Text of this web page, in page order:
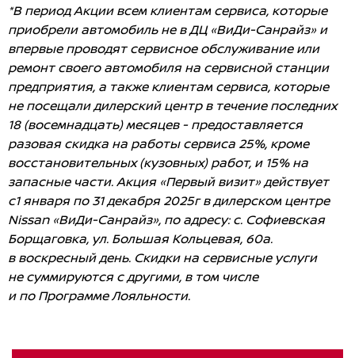
*В период Акции всем клиентам сервиса, которые
приобрели автомобиль не в ДЦ «ВиДи-Санрайз» и
впервые проводят сервисное обслуживание или
ремонт своего автомобиля на сервисной станции
предприятия, а также клиентам сервиса, которые
не посещали дилерский центр в течение последних
18 (восемнадцать) месяцев - предоставляется
разовая скидка на работы сервиса 25%, кроме
восстановительных (кузовных) работ, и 15% на
запасные части.Акция «Первый визит» действует
с1 января по 31 декабря 2025г в дилерском центре
Nissan «ВиДи-Санрайз», по адресу: с. Софиевская
Борщаговка, ул. Большая Кольцевая, 60а.
в воскресный день. Скидки на сервисные услуги
не суммируются с другими, в том числе
и по Программе Лояльности.